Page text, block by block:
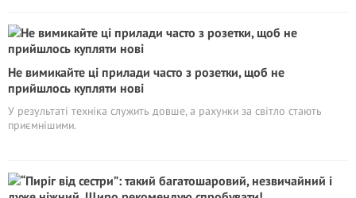
Не вимикайте ці прилади часто з розетки, щоб не
прийшлось купляти нові
У результаті техніка служить довше, а рахунки за світло стають
приємнішими.